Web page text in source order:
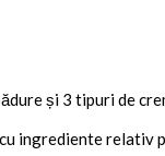
și 3 tipuri de
ingrediente relativ